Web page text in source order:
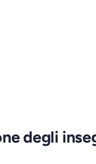
degli